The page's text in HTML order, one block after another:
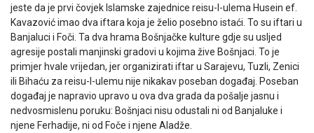
jeste da je prvi čovjek Islamske zajednice reisu-l-ulema Husein ef.
Kavazović imao dva iftara koja je želio posebno istaći. To su iftari u
Banjaluci i Foči. Ta dva hrama Bošnjačke kulture gdje su usljed
agresije postali manjinski gradovi u kojima žive Bošnjaci. To je
primjer hvale vrijedan, jer organizirati iftar u Sarajevu, Tuzli, Zenici
ili Bihaću za reisu-l-ulemu nije nikakav poseban događaj. Poseban
događaj je napravio upravo u ova dva grada da pošalje jasnu i
nedvosmislenu poruku: Bošnjaci nisu odustali ni od Banjaluke i
njene Ferhadije, ni od Foče i njene Aladže.